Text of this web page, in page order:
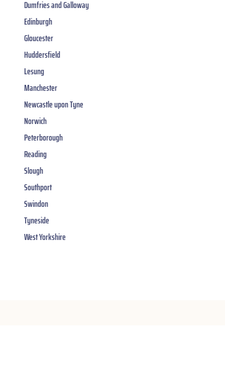
Dumfries and Galloway
Edinburgh
Gloucester
Huddersfield
Lesung
Manchester
Newcastle upon Tyne
Norwich
Peterborough
Reading
Slough
Southport
Swindon
Tyneside
West Yorkshire